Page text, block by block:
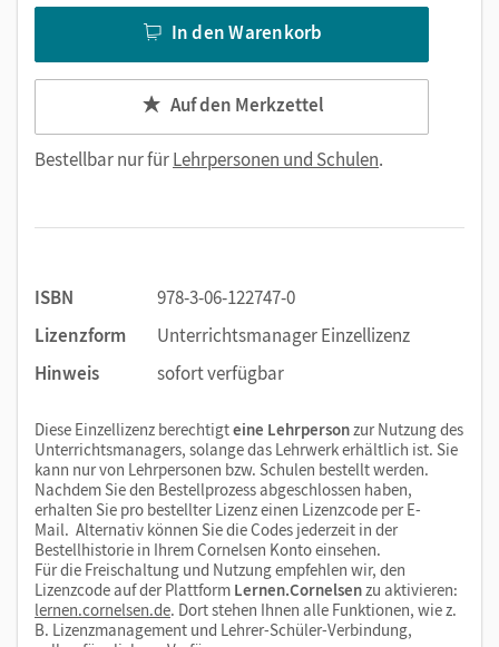
In den Warenkorb
Auf den Merkzettel
Bestellbar nur fürLehrpersonen und Schulen.
ISBN
978-3-06-122747-0
Lizenzform
Unterrichtsmanager Einzellizenz
Hinweis
sofort verfügbar
Diese Einzellizenz berechtigteine Lehrpersonzur Nutzung des
Unterrichtsmanagers, solange das Lehrwerk erhältlich ist. Sie
kann nur von Lehrpersonen bzw. Schulen bestellt werden.
Nachdem Sie den Bestellprozess abgeschlossen haben,
erhalten Sie pro bestellter Lizenz einen Lizenzcode per E-
Mail. Alternativ können Sie die Codes jederzeit in der
Bestellhistorie in Ihrem Cornelsen Konto einsehen.
Für die Freischaltung und Nutzung empfehlen wir, den
Lizenzcode auf der Plattform Lernen.Cornelsenzu aktivieren:
lernen.cornelsen.de. Dort stehen Ihnen alle Funktionen, wie z.
B. Lizenzmanagement und Lehrer-Schüler-Verbindung,